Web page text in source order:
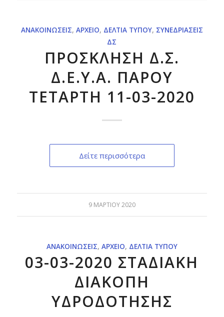
ΑΝΑΚΟΙΝΏΣΕΙΣ, ΑΡΧΕΊΟ, ΔΕΛΤΊΑ ΤΎΠΟΥ, ΣΥΝΕΔΡΙΆΣΕΙΣ
ΔΣ
ΠΡΟΣΚΛΗΣΗ Δ.Σ.
Δ.Ε.Υ.Α. ΠΑΡΟΥ
ΤΕΤΑΡΤΗ 11-03-2020
Δείτε περισσότερα
9 ΜΑΡΤΊΟΥ 2020
ΑΝΑΚΟΙΝΏΣΕΙΣ, ΑΡΧΕΊΟ, ΔΕΛΤΊΑ ΤΎΠΟΥ
03-03-2020 ΣΤΑΔΙΑΚΗ
ΔΙΑΚΟΠΗ
ΥΔΡΟΔΟΤΗΣΗΣ